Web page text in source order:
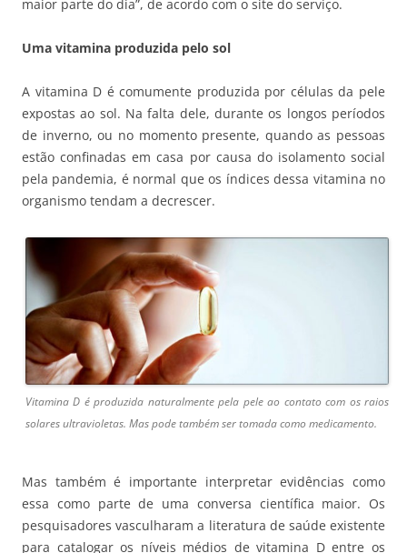
maior parte do dia”, de acordo com o site do serviço.
Uma vitamina produzida pelo sol
A vitamina D é comumente produzida por células da pele
expostas ao sol. Na falta dele, durante os longos períodos
de inverno, ou no momento presente, quando as pessoas
estão confinadas em casa por causa do isolamento social
pela pandemia, é normal que os índices dessa vitamina no
organismo tendam a decrescer.
Vitamina D é produzida naturalmente pela pele ao contato com os raios
solares ultravioletas. Mas pode também ser tomada como medicamento.
Mas também é importante interpretar evidências como
essa como parte de uma conversa científica maior. Os
pesquisadores vasculharam a literatura de saúde existente
para catalogar os níveis médios de vitamina D entre os